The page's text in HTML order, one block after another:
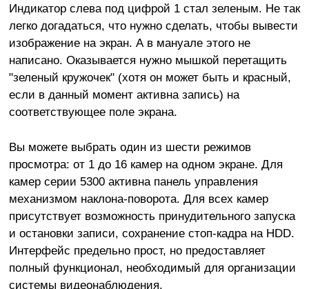
Индикатор слева под цифрой 1 стал зеленым. Не так
легко догадаться, что нужно сделать, чтобы вывести
изображение на экран. А в мануале этого не
написано. Оказывается нужно мышкой перетащить
"зеленый кружочек" (хотя он может быть и красный,
если в данный момент активна запись) на
соответствующее поле экрана.
Вы можете выбрать один из шести режимов
просмотра: от 1 до 16 камер на одном экране. Для
камер серии 5300 активна панель управления
механизмом наклона-поворота. Для всех камер
присутствует возможность принудительного запуска
и остановки записи, сохранение стоп-кадра на HDD.
Интерфейс предельно прост, но предоставляет
полный функционал, необходимый для организации
системы видеонаблюдения.